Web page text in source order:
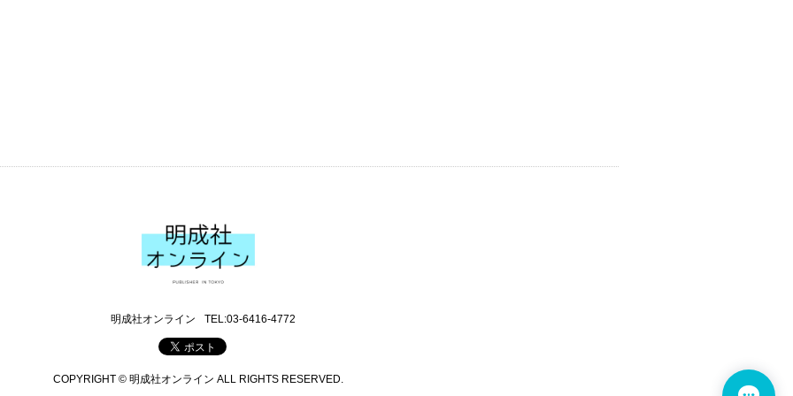
明成社オンライン TEL:03-6416-4772
COPYRIGHT © 明成社オンライン ALL RIGHTS RESERVED.